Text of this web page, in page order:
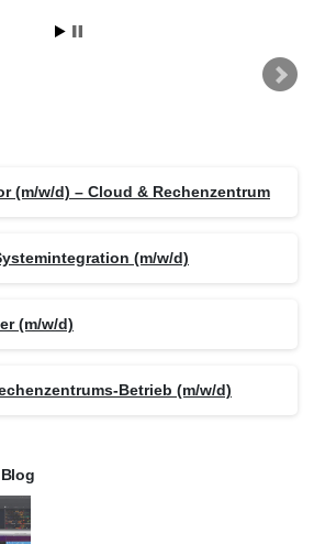
(m/w/d) – Cloud & Rechenzentrum
(m/w/d)
(m/w/d)
Betrieb (m/w/d)